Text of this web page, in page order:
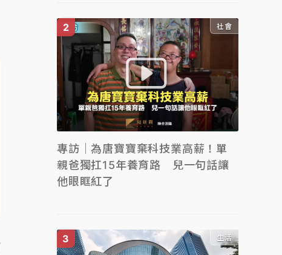
社會
專訪｜為唐寶寶棄科技業高薪！單
親爸獨扛15年養育路 兒一句話讓
他眼眶紅了
生活